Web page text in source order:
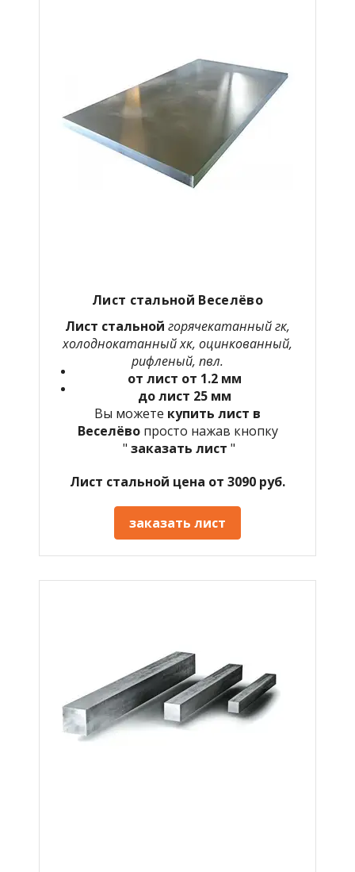
Лист стальной Веселёво
Лист стальной горячекатанный гк,
холоднокатанный хк, оцинкованный,
рифленый, пвл.
от лист от 1.2 мм
до лист 25 мм
Вы можете купить лист в
Веселёво просто нажав кнопку
" заказать лист "
Лист стальной цена от 3090 руб.
заказать лист